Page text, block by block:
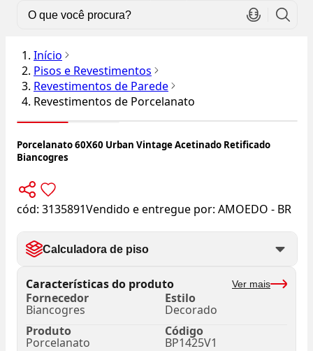
Início
Pisos e Revestimentos
Revestimentos de Parede
Revestimentos de Porcelanato
Porcelanato 60X60 Urban Vintage Acetinado Retificado
Biancogres
cód: 3135891Vendido e entregue por: AMOEDO - BR
Calculadora de piso
Características do produto Ver mais
Fornecedor
Biancogres
Estilo
Decorado
Produto
Porcelanato
Código
BP1425V1